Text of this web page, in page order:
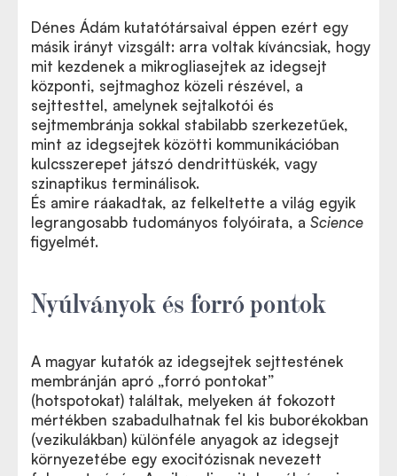
Dénes Ádám kutatótársaival éppen ezért egy
másik irányt vizsgált: arra voltak kíváncsiak, hogy
mit kezdenek a mikrogliasejtek az idegsejt
központi, sejtmaghoz közeli részével, a
sejttesttel, amelynek sejtalkotói és
sejtmembránja sokkal stabilabb szerkezetűek,
mint az idegsejtek közötti kommunikációban
kulcsszerepet játszó dendrittüskék, vagy
szinaptikus terminálisok.
A cikk rövid összefoglalója a Science oldalán
És amire ráakadtak, az felkeltette a világ egyik
legrangosabb tudományos folyóirata, a Science
figyelmét.
Nyúlványok és forró pontok
A magyar kutatók az idegsejtek sejttestének
membránján apró „forró pontokat”
(hotspotokat) találtak, melyeken át fokozott
mértékben szabadulhatnak fel kis buborékokban
(vezikulákban) különféle anyagok az idegsejt
környezetébe egy exocitózisnak nevezett